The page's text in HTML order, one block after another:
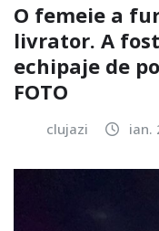
O femeie a
livrator. A
echipaje de
FOTO
clujazi ian.